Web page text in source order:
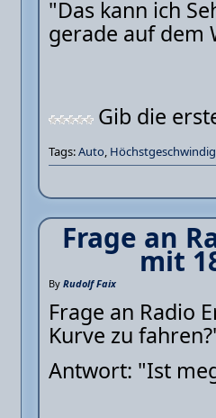
"Das kann ich
gerade auf dem
Gib die
Tags:Auto,
Frage an
mit
By Rudolf Faix
Frage an Radio
Kurve zu
Antwort: "Ist